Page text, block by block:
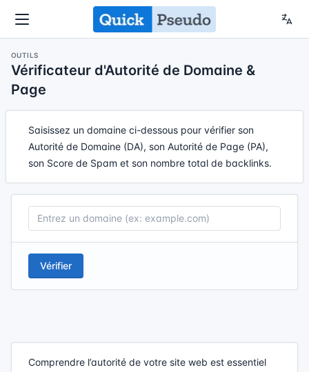
OUTILS
Vérificateur d'Autorité de Domaine &
Page
Saisissez un domaine ci-dessous pour vérifier son
Autorité de Domaine (DA), son Autorité de Page (PA),
son Score de Spam et son nombre total de backlinks.
Vérifier
Comprendre l’autorité de votre site web est essentiel